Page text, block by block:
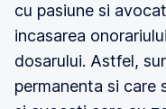
cu pasiune si
incasarea
dosarului. Astfel,
permanenta si care